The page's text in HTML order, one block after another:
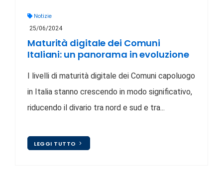
Notizie
25/06/2024
Maturità digitale dei Comuni
Italiani: un panorama in evoluzione
I livelli di maturità digitale dei Comuni capoluogo
in Italia stanno crescendo in modo significativo,
riducendo il divario tra nord e sud e tra...
LEGGI TUTTO